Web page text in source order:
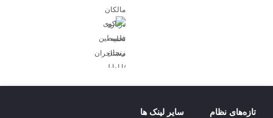
تازه‌های نظام
سایر لینک ها